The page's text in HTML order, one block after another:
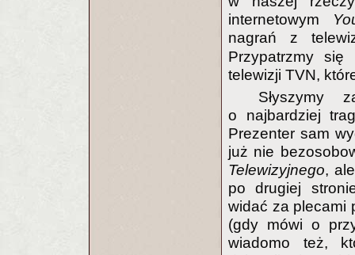
internetowym
nagrań z
Przypatrzmy
telewizji TVN,
Słyszymy
o najbardziej
Prezenter sam
już nie
Telewizyjnego,
po drugiej
widać za plecami
(gdy mówi o
wiadomo też,